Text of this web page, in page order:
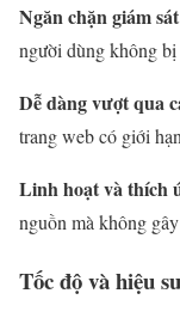
Ngăn chặn giám
người dùng không
Dễ dàng vượt qua
trang web có giới
Linh hoạt và thích
nguồn mà không
Tốc độ và hiệu